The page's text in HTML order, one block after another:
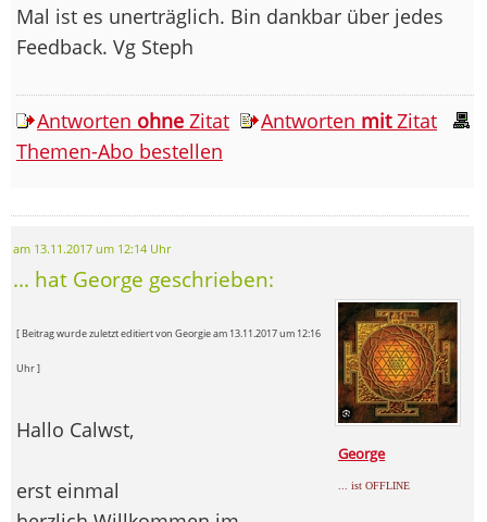
Mal ist es unerträglich. Bin dankbar über jedes
Feedback. Vg Steph
Antworten ohne Zitat Antworten mitZitat
Themen-Abo bestellen
am 13.11.2017 um 12:14 Uhr
... hat George geschrieben:
George
... ist OFFLINE
[ Beitrag wurde zuletzt editiert von Georgie am 13.11.2017 um 12:16
Uhr ]
Hallo Calwst,
erst einmal